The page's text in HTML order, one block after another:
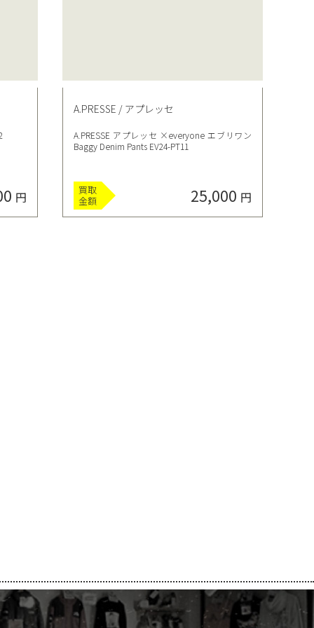
円
A.PRESSE / アプレッセ
A.PRESSE アプレッセ ×everyone エブリワン
Baggy Denim Pants EV24-PT11
買取
金額
25,000 円